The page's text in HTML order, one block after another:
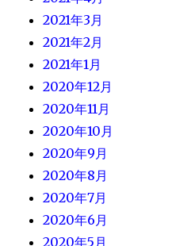
2021年3月
2021年2月
2021年1月
2020年12月
2020年11月
2020年10月
2020年9月
2020年8月
2020年7月
2020年6月
2020年5月